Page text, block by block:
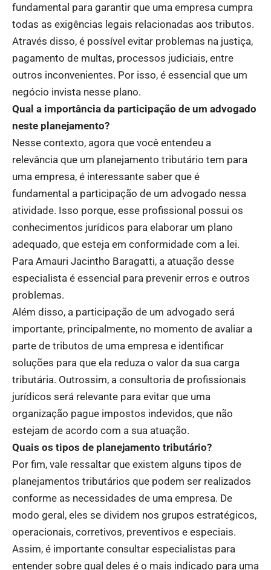
fundamental para garantir que uma empresa cumpra
todas as exigências legais relacionadas aos tributos.
Através disso, é possível evitar problemas na justiça,
pagamento de multas, processos judiciais, entre
outros inconvenientes. Por isso, é essencial que um
negócio invista nesse plano.
Qual a importância da participação de um advogado
neste planejamento?
Nesse contexto, agora que você entendeu a
relevância que um planejamento tributário tem para
uma empresa, é interessante saber que é
fundamental a participação de um advogado nessa
atividade. Isso porque, esse profissional possui os
conhecimentos jurídicos para elaborar um plano
adequado, que esteja em conformidade com a lei.
Para Amauri Jacintho Baragatti, a atuação desse
especialista é essencial para prevenir erros e outros
problemas.
Além disso, a participação de um advogado será
importante, principalmente, no momento de avaliar a
parte de tributos de uma empresa e identificar
soluções para que ela reduza o valor da sua carga
tributária. Outrossim, a consultoria de profissionais
jurídicos será relevante para evitar que uma
organização pague impostos indevidos, que não
estejam de acordo com a sua atuação.
Quais os tipos de planejamento tributário?
Por fim, vale ressaltar que existem alguns tipos de
planejamentos tributários que podem ser realizados
conforme as necessidades de uma empresa. De
modo geral, eles se dividem nos grupos estratégicos,
operacionais, corretivos, preventivos e especiais.
Assim, é importante consultar especialistas para
entender sobre qual deles é o mais indicado para uma